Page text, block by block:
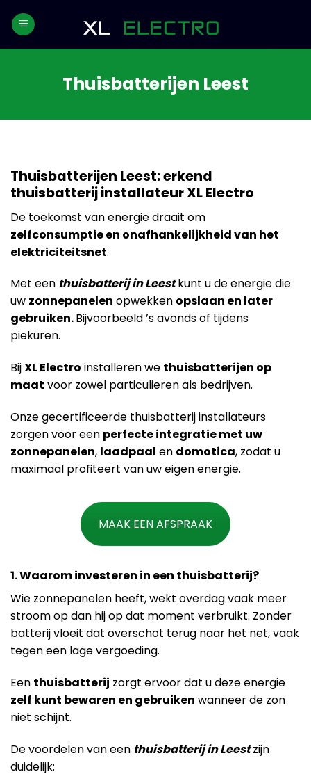
Thuisbatterijen Leest
Thuisbatterijen Leest: erkend
thuisbatterij installateur XL Electro
De toekomst van energie draait om
zelfconsumptie en onafhankelijkheid van het
elektriciteitsnet.
Met een thuisbatterij in Leestkunt u de energie die
uw zonnepanelen opwekken opslaan en later
gebruiken.Bijvoorbeeld ’s avonds of tijdens
piekuren.
BijXL Electro installeren we thuisbatterijen op
maat voor zowel particulieren als bedrijven.
Onze gecertificeerde thuisbatterij installateurs
zorgen voor een perfecte integratie met uw
zonnepanelen, laadpaal en domotica, zodat u
maximaal profiteert van uw eigen energie.
MAAK EEN AFSPRAAK
1. Waarom investeren in een thuisbatterij?
Wie zonnepanelen heeft, wekt overdag vaak meer
stroom op dan hij op dat moment verbruikt. Zonder
batterij vloeit dat overschot terug naar het net, vaak
tegen een lage vergoeding.
Een thuisbatterij zorgt ervoor dat u deze energie
zelf kunt bewaren en gebruiken wanneer de zon
niet schijnt.
De voordelen van een thuisbatterij in Leestzijn
duidelijk: